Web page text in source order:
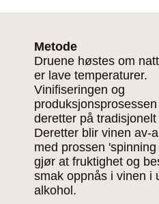
Metode
Druene høstes om
er lave temperaturer.
Vinifiseringen og
deretter på tradisjonelt
Deretter blir vinen av-
med prossen
gjør at fruktighet og
smak oppnås i vinen i
alkohol.